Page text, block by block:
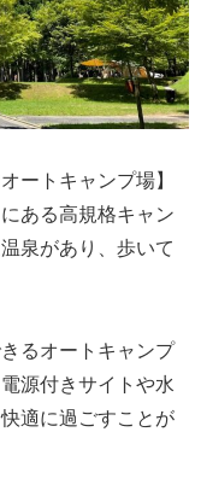
ートキャンプ場】
ある高規格キャン
泉があり、歩いて
るオートキャンプ
源付きサイトや水
適に過ごすことが